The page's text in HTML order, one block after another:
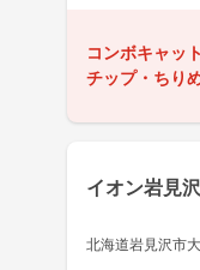
コンボキャッ
チップ・ちり
イオン岩見
北海道岩見沢市